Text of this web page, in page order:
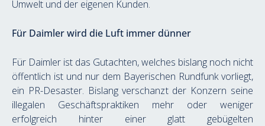
Umwelt und der eigenen Kunden.
Für Daimler wird die Luft immer dünner
Für Daimler ist das Gutachten, welches bislang noch nicht
öffentlich ist und nur dem Bayerischen Rundfunk vorliegt,
ein PR-Desaster. Bislang verschanzt der Konzern seine
illegalen Geschäftspraktiken mehr oder weniger
erfolgreich hinter einer glatt gebügelten